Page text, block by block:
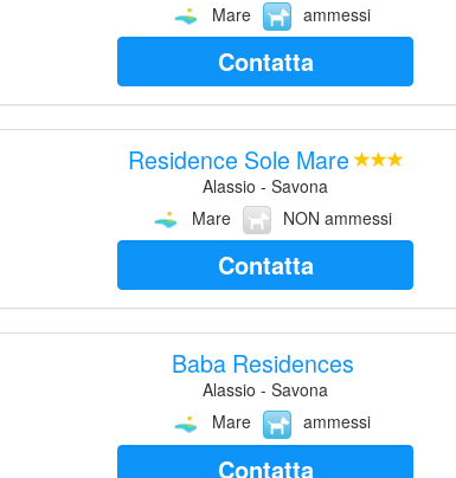
Mare
ammessi
Contatta
Residence Sole Mare
Alassio - Savona
Mare
NON ammessi
Contatta
Baba Residences
Alassio - Savona
Mare
ammessi
Contatta